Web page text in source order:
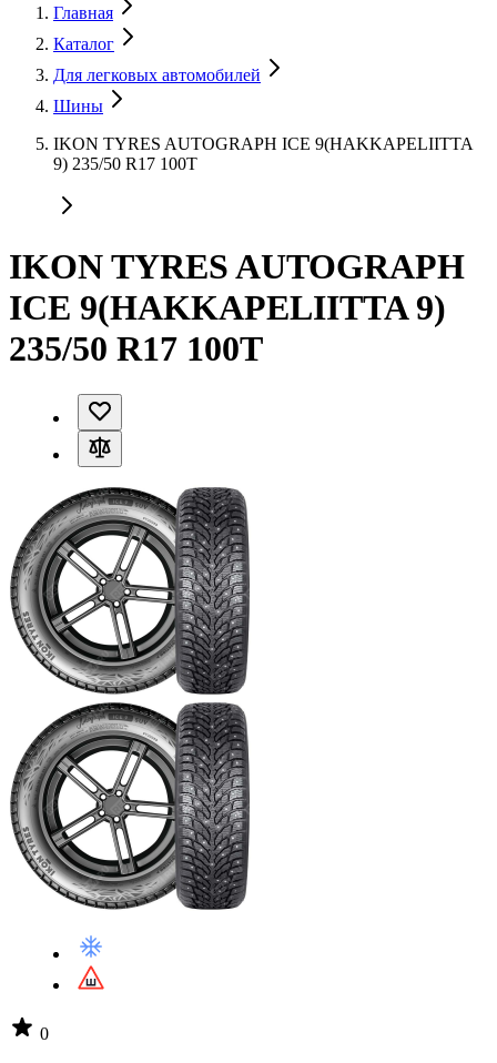
Главная
Каталог
Для легковых автомобилей
Шины
IKON TYRES AUTOGRAPH ICE 9(HAKKAPELIITTA
9) 235/50 R17 100T
IKON TYRES AUTOGRAPH
ICE 9(HAKKAPELIITTA 9)
235/50 R17 100T
0